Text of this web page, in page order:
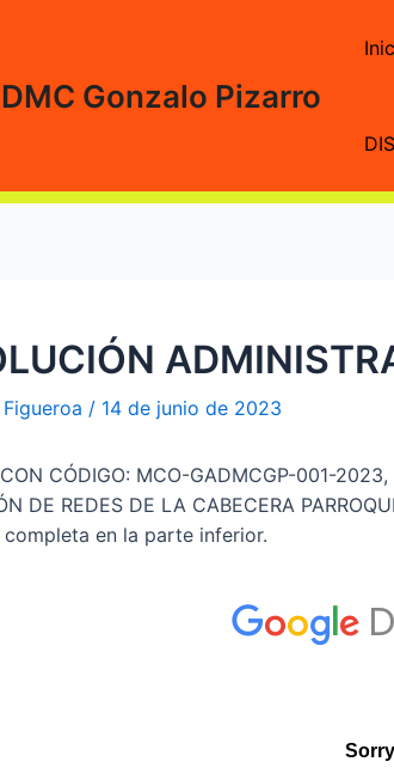
Gonzalo Pizarro
/ 14 de junio de 2023
CÓDIGO: MCO-GADMCGP-001-
DE REDES DE LA CABECERA
completa en la parte inferior.